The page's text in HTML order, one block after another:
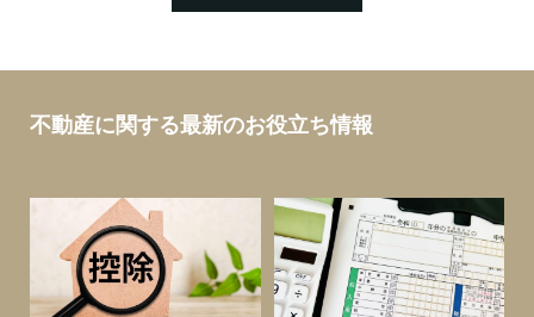
不動産に関する最新のお役立ち情報